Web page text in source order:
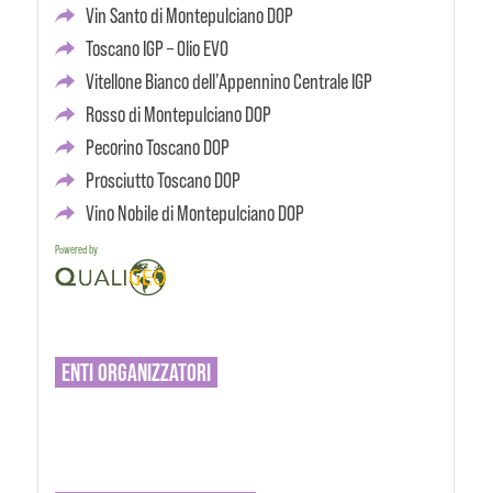
Vin Santo di Montepulciano DOP
Toscano IGP – Olio EVO
Vitellone Bianco dell’Appennino Centrale IGP
Rosso di Montepulciano DOP
Pecorino Toscano DOP
Prosciutto Toscano DOP
Vino Nobile di Montepulciano DOP
Powered by
ENTIORGANIZZATORI